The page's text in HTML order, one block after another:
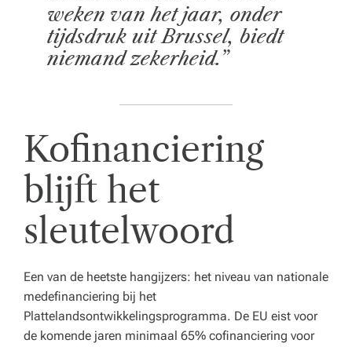
weken van het jaar, onder
tijdsdruk uit Brussel, biedt
niemand zekerheid.”
Kofinanciering
blijft het
sleutelwoord
Een van de heetste hangijzers: het niveau van nationale
medefinanciering bij het
Plattelandsontwikkelingsprogramma. De EU eist voor
de komende jaren minimaal 65% cofinanciering voor